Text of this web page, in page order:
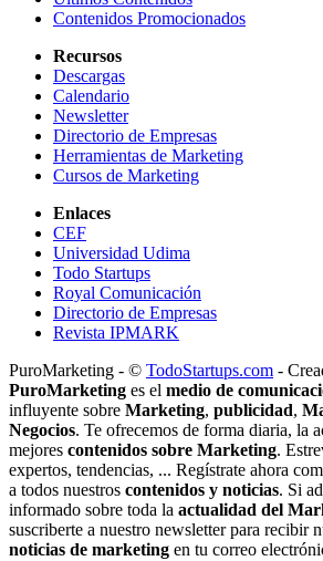
Contenidos Promocionados
Recursos
Descargas
Calendario
Newsletter
Directorio de Empresas
Herramientas de Marketing
Cursos de Marketing
Enlaces
CEF
Universidad Udima
Todo Startups
Royal Comunicación
Directorio de Empresas
Revista IPMARK
PuroMarketing - © TodoStartups.com -
PuroMarketing es el medio de
influyente sobre Marketing, publicidad,
Negocios. Te ofrecemos de forma diaria, la
mejores contenidos sobre Marketing.
expertos, tendencias, ... Regístrate ahora
a todos nuestros contenidos y noticias. Si
informado sobre toda la actualidad del
suscriberte a nuestro newsletter para recibir
noticias de marketing en tu correo